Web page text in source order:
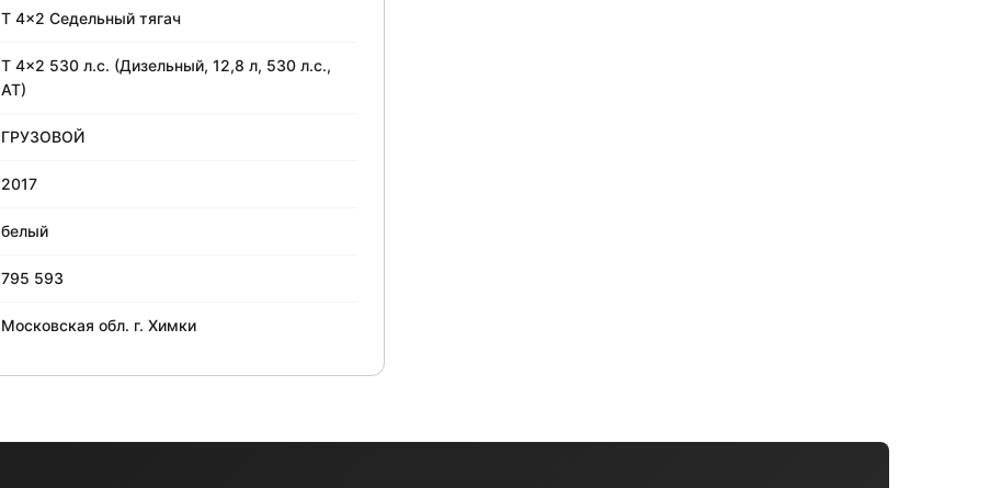
T 4x2 Седельный тягач
T 4x2 530 л.с. (Дизельный, 12,8 л, 530 л.с.,
АТ)
ГРУЗОВОЙ
2017
белый
795 593
Московская обл. г. Химки